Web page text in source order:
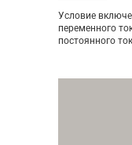
Условие
переменного
постоянного